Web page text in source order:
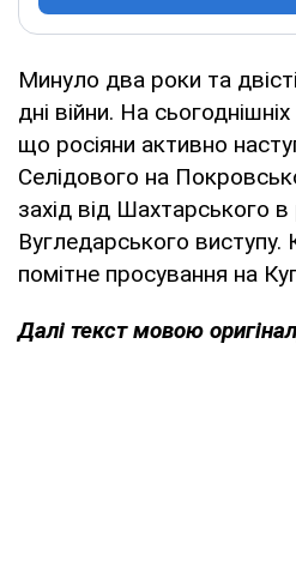
Минуло два роки та
дні війни. На
що росіяни активно
Селідового на
захід від Шахтарського в
Вугледарського виступу.
помітне просування на
Далі текст мовою